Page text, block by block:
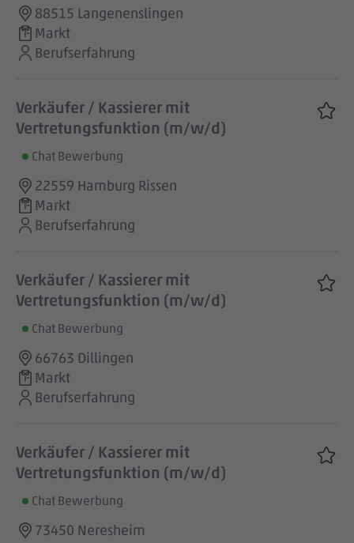
88515 Langenenslingen
Markt
Berufserfahrung
Verkäufer / Kassierer mit
Vertretungsfunktion (m/w/d)
Chat Bewerbung
22559 Hamburg Rissen
Markt
Berufserfahrung
Verkäufer / Kassierer mit
Vertretungsfunktion (m/w/d)
Chat Bewerbung
66763 Dillingen
Markt
Berufserfahrung
Verkäufer / Kassierer mit
Vertretungsfunktion (m/w/d)
Chat Bewerbung
73450 Neresheim